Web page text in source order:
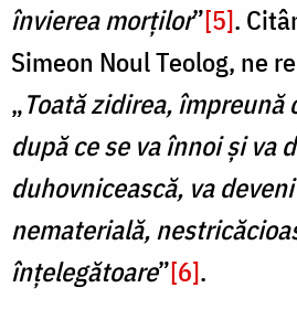
învierea morților”[5].
Simeon Noul Teolog, ne
„Toată zidirea, împreună
după ce se va înnoi și va
duhovnicească, va
nematerială,
înțelegătoare”[6].